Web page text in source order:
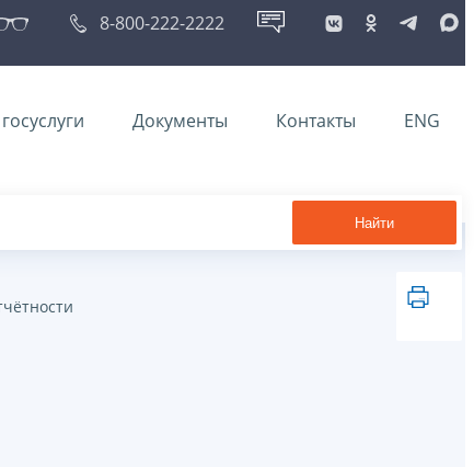
8-800-222-2222
Документы Контакты ENG
Найти